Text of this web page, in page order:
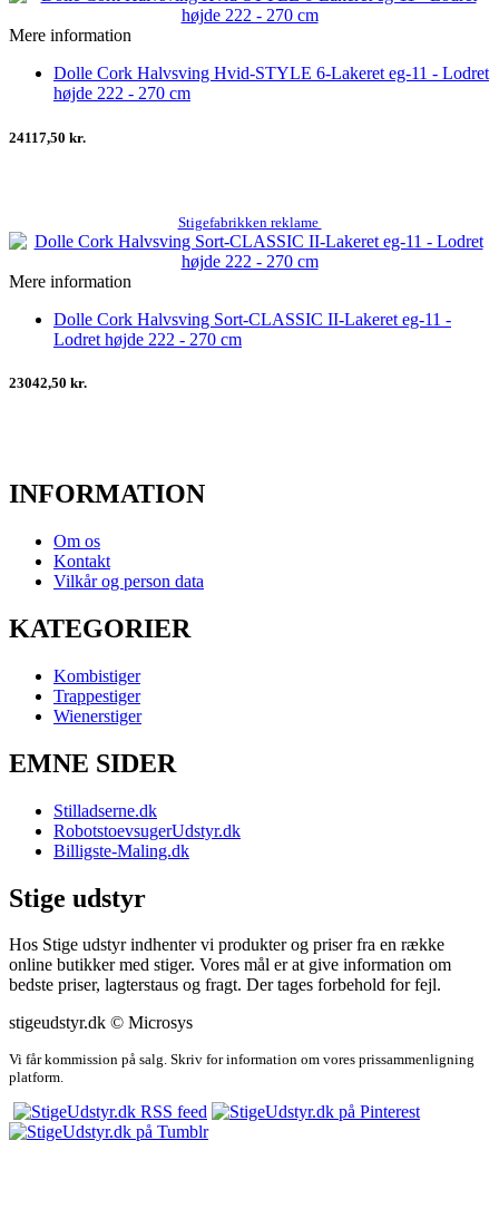
Mere information
Dolle Cork Halvsving Hvid-STYLE 6-Lakeret eg-11 - Lodret
højde 222 - 270 cm
24117,50 kr.
Stigefabrikken reklame
Mere information
Dolle Cork Halvsving Sort-CLASSIC II-Lakeret eg-11 -
Lodret højde 222 - 270 cm
23042,50 kr.
INFORMATION
Om os
Kontakt
Vilkår og person data
KATEGORIER
Kombistiger
Trappestiger
Wienerstiger
EMNE SIDER
Stilladserne.dk
RobotstoevsugerUdstyr.dk
Billigste-Maling.dk
Stige udstyr
Hos Stige udstyr indhenter vi produkter og priser fra en række
online butikker med stiger. Vores mål er at give information om
bedste priser, lagterstaus og fragt. Der tages forbehold for fejl.
stigeudstyr.dk © Microsys
Vi får kommission på salg. Skriv for information om vores prissammenligning
platform.